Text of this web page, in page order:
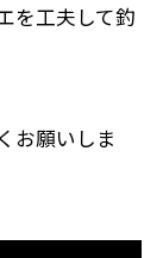
を工夫して釣
お願いしま